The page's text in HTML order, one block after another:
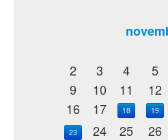
2
3 4 5
9
10 11 12
16
17 18 19
23 24 25 26